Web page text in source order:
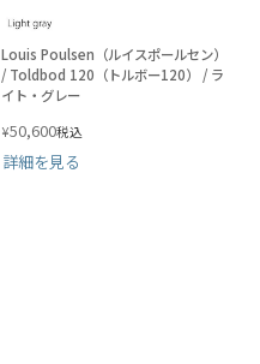
Louis Poulsen（ルイスポールセン）
/ Toldbod 120（トルボー120） / ラ
イト・グレー
¥50,600税込
詳細を見る